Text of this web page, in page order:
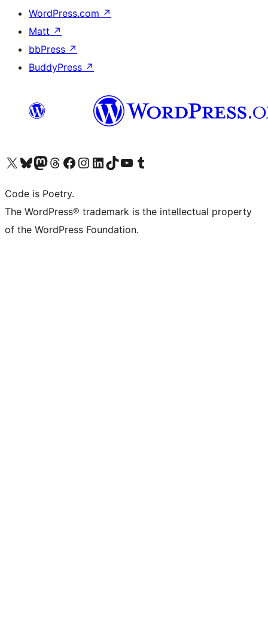
WordPress.com ↗
Matt ↗
bbPress ↗
BuddyPress ↗
Visita il nostro account X (ex Twitter)
Visita il nostro account Bluesky
Visita il nostro account Mastodon
Visita il nostro account Threads
Visita la nostra pagina Facebook
Visita il nostro account Instagram
Visita il nostro account LinkedIn
Visita il nostro account TikTok
Visita il nostro canale YouTube
Visita il nostro account Tumblr
Code is Poetry.
The WordPress® trademark is the intellectual property
of the WordPress Foundation.